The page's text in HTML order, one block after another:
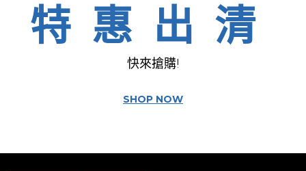
特惠出清
快來搶購!
SHOP NOW